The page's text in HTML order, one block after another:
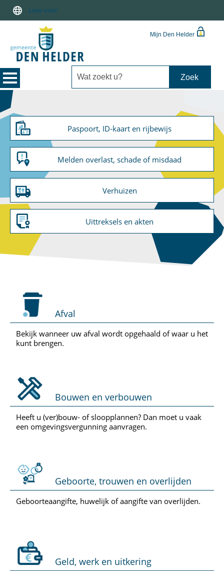
Lees voor
Mijn Den Helder
Paspoort, ID-kaart en rijbewijs
Melden overlast, schade of misdaad
Verhuizen
Uittreksels en akten
Afval
Bekijk wanneer uw afval wordt opgehaald of waar u het
kunt brengen.
Bouwen en verbouwen
Heeft u (ver)bouw- of sloopplannen? Dan moet u vaak
een omgevingsvergunning aanvragen.
Geboorte, trouwen en overlijden
Geboorteaangifte, huwelijk of aangifte van overlijden.
Geld, werk en uitkering